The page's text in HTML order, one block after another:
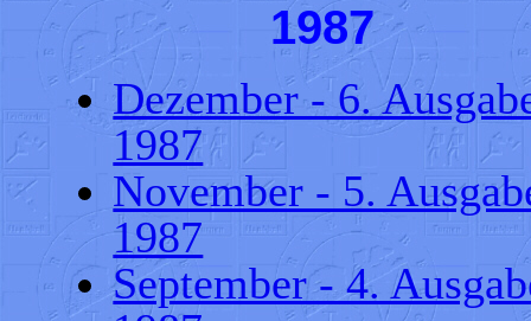
1987
Dezember - 6.
1987
November - 5.
1987
September - 4.